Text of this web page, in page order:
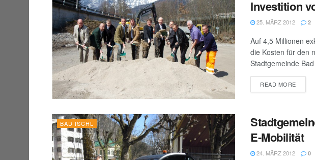
Investition
25. MÄRZ 2012 2
Auf 4,5 Millionen
die Kosten für den
Stadtgemeinde
READ MORE
BAD ISCHL
E-Mobilität
24. MÄRZ 2012 0